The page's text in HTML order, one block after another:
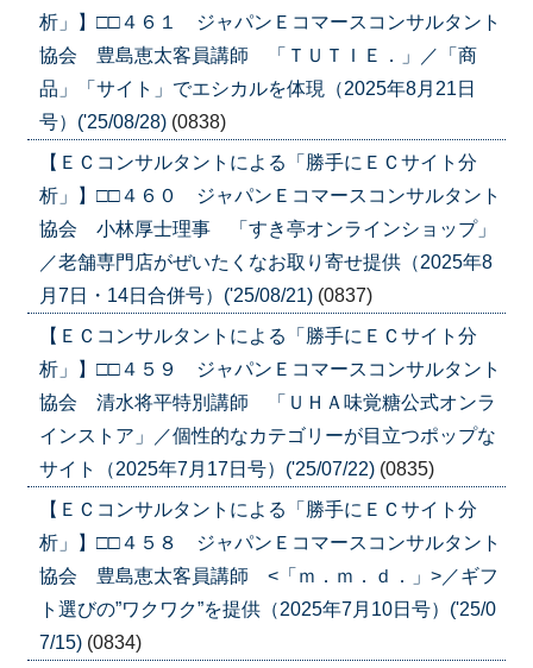
析」】□□４６１ ジャパンＥコマースコンサルタント
協会 豊島恵太客員講師 「ＴＵＴＩＥ．」／「商
品」「サイト」でエシカルを体現（2025年8月21日
号）('25/08/28) (0838)
【ＥＣコンサルタントによる「勝手にＥＣサイト分
析」】□□４６０ ジャパンＥコマースコンサルタント
協会 小林厚士理事 「すき亭オンラインショップ」
／老舗専門店がぜいたくなお取り寄せ提供（2025年8
月7日・14日合併号）('25/08/21) (0837)
【ＥＣコンサルタントによる「勝手にＥＣサイト分
析」】□□４５９ ジャパンＥコマースコンサルタント
協会 清水将平特別講師 「ＵＨＡ味覚糖公式オンラ
インストア」／個性的なカテゴリーが目立つポップな
サイト（2025年7月17日号）('25/07/22) (0835)
【ＥＣコンサルタントによる「勝手にＥＣサイト分
析」】□□４５８ ジャパンＥコマースコンサルタント
協会 豊島恵太客員講師 <「ｍ．ｍ．ｄ．」>／ギフ
ト選びの”ワクワク”を提供（2025年7月10日号）('25/0
7/15) (0834)